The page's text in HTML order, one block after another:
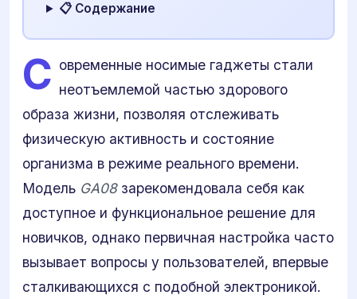
📋 Содержание
С овременные носимые гаджеты стали
неотъемлемой частью здорового
образа жизни, позволяя отслеживать
физическую активность и состояние
организма в режиме реального времени.
Модель GA08зарекомендовала себя как
доступное и функциональное решение для
новичков, однако первичная настройка часто
вызывает вопросы у пользователей, впервые
сталкивающихся с подобной электроникой.